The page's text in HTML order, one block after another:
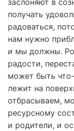
получать
радоваться,
нам нужно
и мы должны.
радости,
может быть
лежит на
отбрасываем,
ресурсному
и родители, и